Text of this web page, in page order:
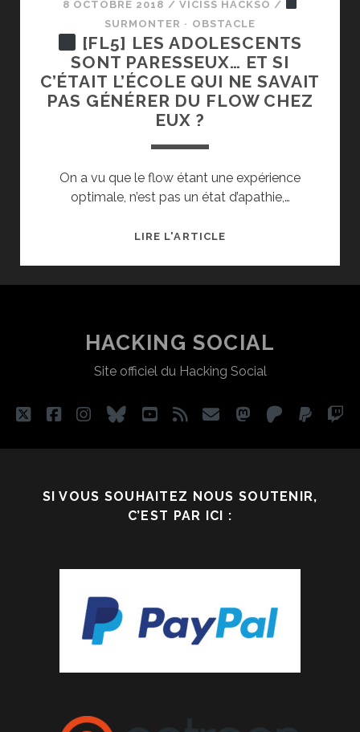
8 OCTOBRE 2018 / VICISS HACKSO /
SURMONTER · OBSTACLE
[FL5] LES ADOLESCENTS
SONT PARESSEUX… ET SI
C’ÉTAIT L’ÉCOLE QUI NE SAVAIT
PAS GÉNÉRER DU FLOW CHEZ
EUX ?
On a vu que le flow étant une expérience
optimale, n’est pas un état d’apathie,…
LIRE L'ARTICLE
ET
SI
L’ÉCOLE
NE
GÉNÉRER
DU
HACKING SOCIAL
Site officiel du Hacking Social
twitterfacebook
instagram
blueskyyoutube
rss emailmastodon
patreon
SI VOUS SOUHAITEZ NOUS SOUTENIR,
C’EST PAR ICI :